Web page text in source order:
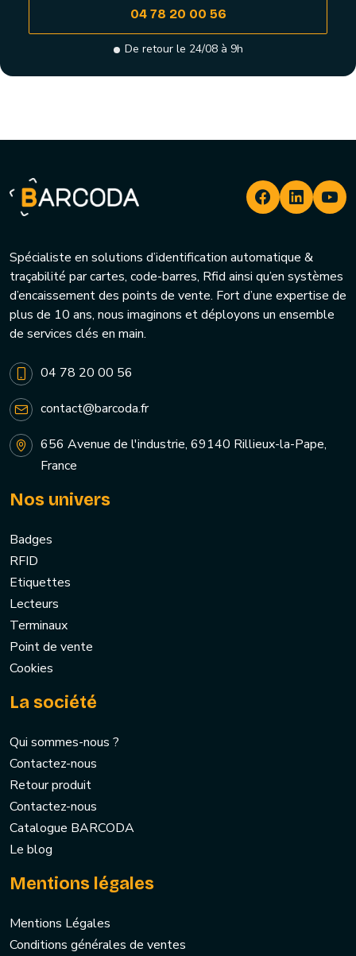
04 78 20 00 56
De retour le 24/08 à 9h
Spécialiste en solutions d’identification automatique &
traçabilité par cartes, code-barres, Rfid ainsi qu’en systèmes
d’encaissement des points de vente. Fort d’une expertise de
plus de 10 ans, nous imaginons et déployons un ensemble
de services clés en main.
04 78 20 00 56
contact@barcoda.fr
656 Avenue de l'industrie, 69140 Rillieux-la-Pape,
France
Nos univers
Badges
RFID
Etiquettes
Lecteurs
Terminaux
Point de vente
Cookies
La société
Qui sommes-nous ?
Contactez-nous
Retour produit
Contactez-nous
Catalogue BARCODA
Le blog
Mentions légales
Mentions Légales
Conditions générales de ventes